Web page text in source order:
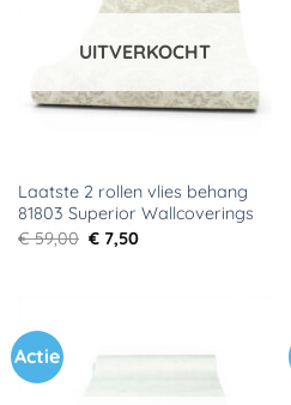
verlanglijst
UITVERKOCHT
Laatste 2 rollen vlies behang
81803 Superior Wallcoverings
€59,00 Oorspronkelijke
prijs
€ 7,50Huidige
Actie
Toevoegen
aan
verlanglijst